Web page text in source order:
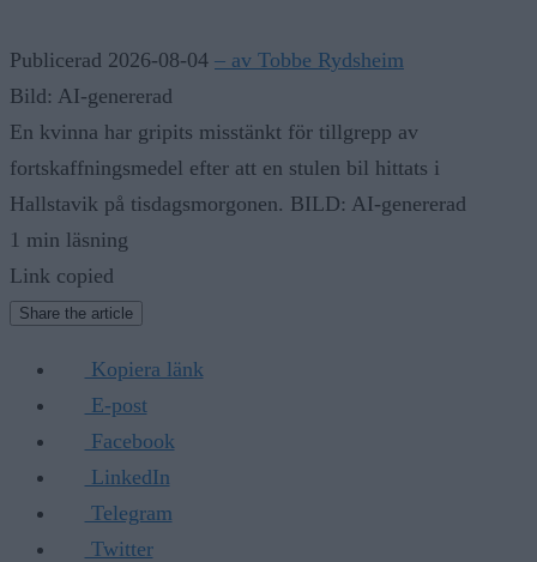
Publicerad 2026-08-04 – av Tobbe Rydsheim
Bild: AI-genererad
En kvinna har gripits misstänkt för tillgrepp av
fortskaffningsmedel efter att en stulen bil hittats i
Hallstavik på tisdagsmorgonen. BILD: AI-genererad
1 min läsning
Link copied
Share the article
Kopiera länk
E-post
Facebook
LinkedIn
Telegram
Twitter